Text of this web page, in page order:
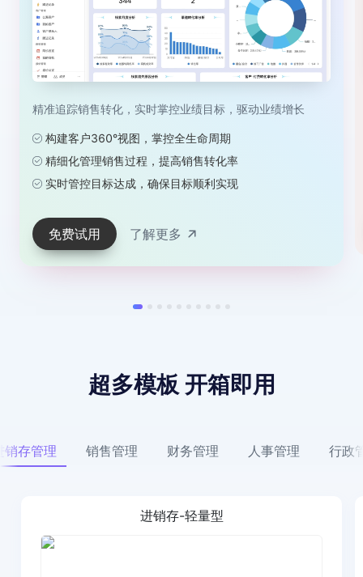
精准追踪销售转化，实时掌控业绩目标，驱动业绩增长
构建客户360°视图，掌控全生命周期
精细化管理销售过程，提高销售转化率
实时管控目标达成，确保目标顺利实现
免费试用 了解更多
超多模板 开箱即用
销存管理 销售管理 财务管理 人事管理 行政
进销存-轻量型